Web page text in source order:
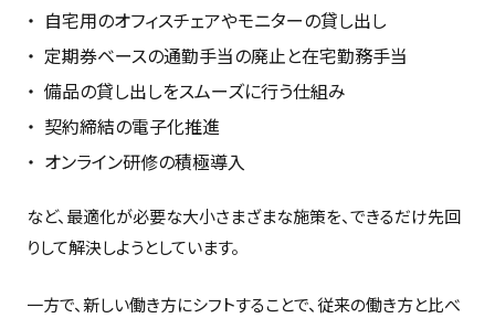
自宅用のオフィスチェアやモニターの貸し出し
定期券ベースの通勤手当の廃止と在宅勤務手当
備品の貸し出しをスムーズに行う仕組み
契約締結の電子化推進
オンライン研修の積極導入
など、最適化が必要な大小さまざまな施策を、できるだけ先回
りして解決しようとしています。
一方で、新しい働き方にシフトすることで、従来の働き方と比べ